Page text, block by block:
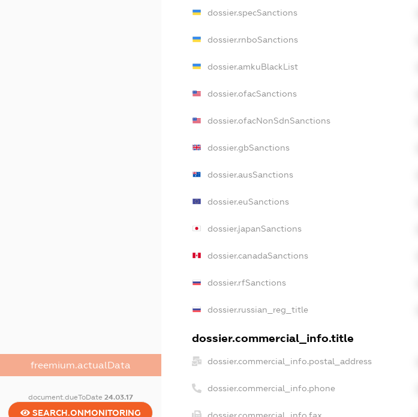
freemium.actualData
document.dueToDate 24.03.17
SEARCH.ONMONITORING
dossier.specSanctions
dossier.rnboSanctions
dossier.amkuBlackList
dossier.ofacSanctions
dossier.ofacNonSdnSanctions
dossier.gbSanctions
dossier.ausSanctions
dossier.euSanctions
dossier.japanSanctions
dossier.canadaSanctions
dossier.rfSanctions
dossier.russian_reg_title
dossier.commercial_info.title
dossier.commercial_info.postal_address
dossier.commercial_info.phone